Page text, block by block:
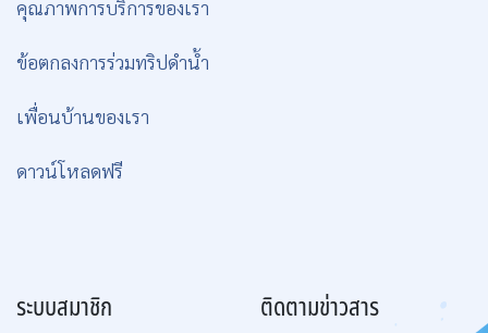
คุณภาพการบริการของเรา
ข้อตกลงการร่วมทริปดำน้ำ
เพื่อนบ้านของเรา
ดาวน์โหลดฟรี
ระบบสมาชิก ติดตามข่าวสาร